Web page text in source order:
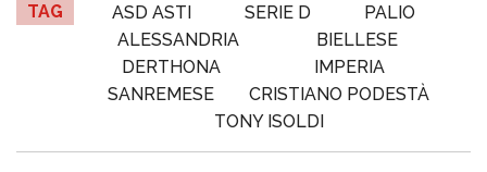
TAG ASD ASTI SERIE D
PALIO
ALESSANDRIA
BIELLESE
DERTHONA
IMPERIA
SANREMESE
CRISTIANO PODESTÀ
TONY ISOLDI